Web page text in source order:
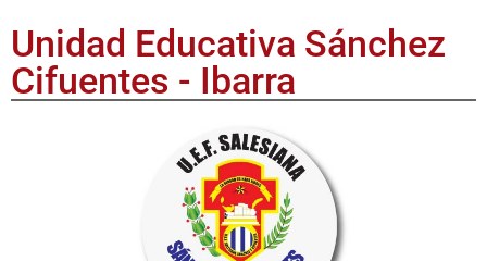
Unidad Educativa Sánchez
Cifuentes - Ibarra